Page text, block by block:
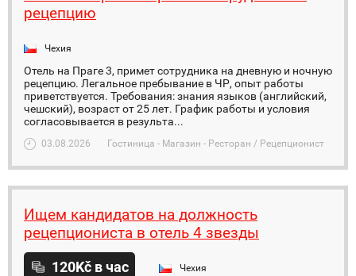
рецепцию
Чехия
Отель на Праге 3, примет сотрудника на дневную и ночную
рецепцию. Легальное пребывание в ЧР, опыт работы
приветствуется. Требования: знания языков (английский,
чешский), возраст от 25 лет. График работы и условия
согласовывается в результа...
03.08.2026 Гостиница - Магазин - Ресторан / Рецепционист
Ищем кандидатов на должность
рецепциониста в отель 4 звезды
120Kč в час Чехия